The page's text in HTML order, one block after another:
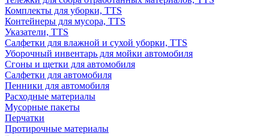
Комплекты для уборки, TTS
Контейнеры для мусора, TTS
Указатели, TTS
Салфетки для влажной и сухой уборки, TTS
Уборочный инвентарь для мойки автомобиля
Сгоны и щетки для автомобиля
Салфетки для автомобиля
Пенники для автомобиля
Расходные материалы
Мусорные пакеты
Перчатки
Протирочные материалы